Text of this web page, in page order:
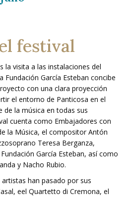
festival
la visita a las instalaciones del
Fundación García Esteban concibe
con una clara proyección
el entorno de Panticosa en el
de la música en todas sus
cuenta como Embajadores con
la Música, el compositor Antón
Teresa Berganza,
García Esteban, así como
y Nacho Rubio.
han pasado por sus
eel Quartetto di Cremona, el